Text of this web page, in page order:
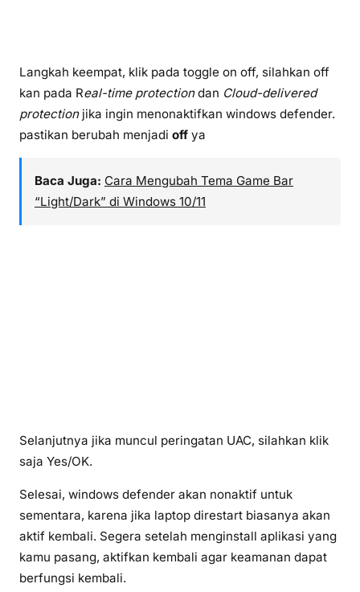
Langkah keempat, klik pada toggle on off, silahkan off
kan pada Real-time protectiondan Cloud-delivered
protectionjika ingin menonaktifkan windows defender.
pastikan berubah menjadi off ya
Baca Juga: Cara Mengubah Tema Game Bar
“Light/Dark” di Windows 10/11
Selanjutnya jika muncul peringatan UAC, silahkan klik
saja Yes/OK.
Selesai, windows defender akan nonaktif untuk
sementara, karena jika laptop direstart biasanya akan
aktif kembali. Segera setelah menginstall aplikasi yang
kamu pasang, aktifkan kembali agar keamanan dapat
berfungsi kembali.